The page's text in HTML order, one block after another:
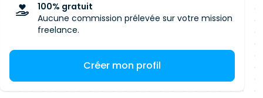
100% gratuit
Aucune commission prélevée sur votre mission
freelance.
Créer mon profil